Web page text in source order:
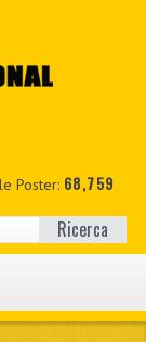
Poster: 68,759
Ricerca